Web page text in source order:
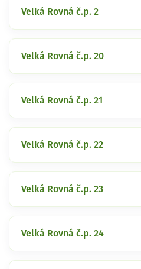
Velká Rovná č.p. 2
Velká Rovná č.p. 20
Velká Rovná č.p. 21
Velká Rovná č.p. 22
Velká Rovná č.p. 23
Velká Rovná č.p. 24